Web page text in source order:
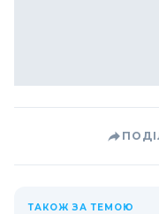
ТАКОЖ ЗА ТЕМОЮ